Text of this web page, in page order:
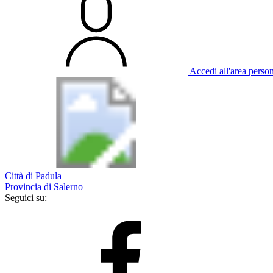
Accedi all'area
Città di Padula
Provincia di Salerno
Seguici su: